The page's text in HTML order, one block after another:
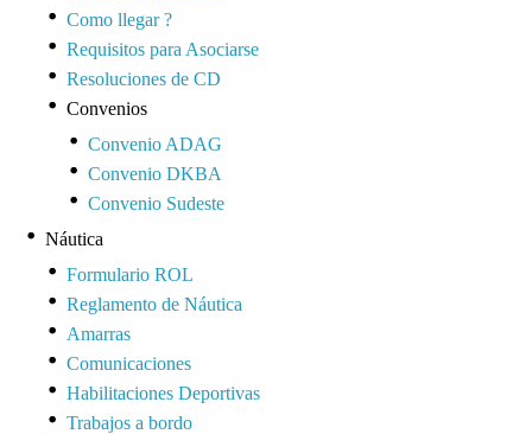
Como llegar ?
Requisitos para Asociarse
Resoluciones de CD
Convenios
Convenio ADAG
Convenio DKBA
Convenio Sudeste
Náutica
Formulario ROL
Reglamento de Náutica
Amarras
Comunicaciones
Habilitaciones Deportivas
Trabajos a bordo